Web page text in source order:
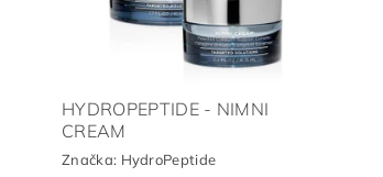
HYDROPEPTIDE - NIMNI
CREAM
Značka: HydroPeptide